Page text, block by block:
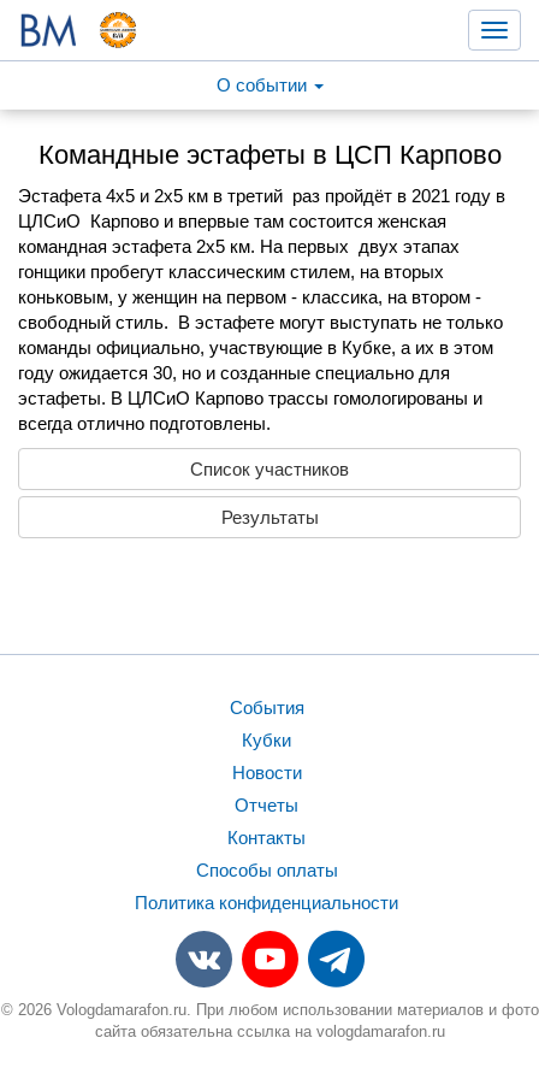
О событии
Командные эстафеты в ЦСП Карпово
Эстафета 4х5 и 2х5 км в третий раз пройдёт в 2021 году в
ЦЛСиО Карпово и впервые там состоится женская
командная эстафета 2х5 км. На первых двух этапах
гонщики пробегут классическим стилем, на вторых
коньковым, у женщин на первом - классика, на втором -
свободный стиль. В эстафете могут выступать не только
команды официально, участвующие в Кубке, а их в этом
году ожидается 30, но и созданные специально для
эстафеты. В ЦЛСиО Карпово трассы гомологированы и
всегда отлично подготовлены.
Список участников
Результаты
События
Кубки
Новости
Отчеты
Контакты
Способы оплаты
Политика конфиденциальности
© 2026 Vologdamarafon.ru. При любом использовании материалов и фото
сайта обязательна ссылка на vologdamarafon.ru